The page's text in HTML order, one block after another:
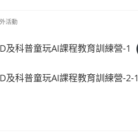
活動
及科普童玩AI課程教育訓練營-1
及科普童玩AI課程教育訓練營-2-1